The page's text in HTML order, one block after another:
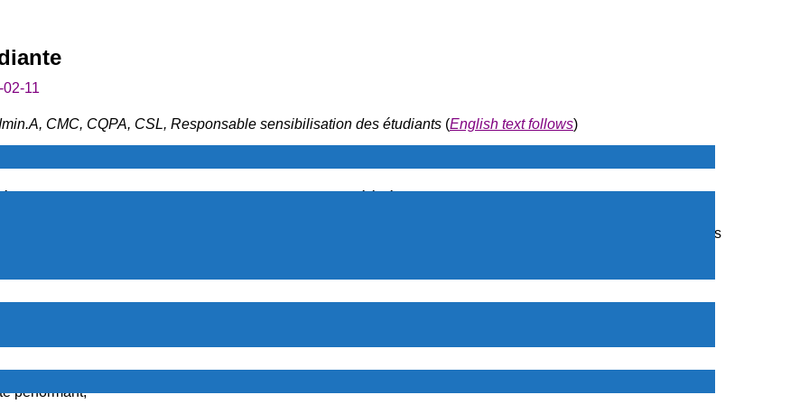
02-11
CMC, CQPA, CSL, Responsable sensibilisation des étudiants (English text follows)
de HEC MONTRÉAL au BACCALAURÉAT en GESTION DES OPÉRATIONS ET LOGISTIQUE
Ray DYER. Mme Christine BERGERON a contribué à rédiger la partie ASQ.
Pierre MARQUIS ont été reçus par le chargé de cours Michel LEFEBVRE, pour informer ses étudiants sur les
de la qualité, l’implication de l’intelligence artificielle (IA) en qualité et les avantages d’être
performant;